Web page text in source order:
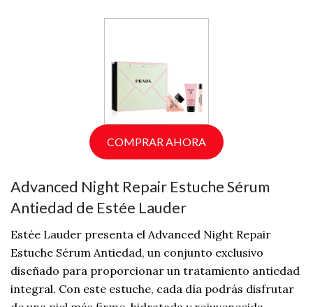
COMPRAR AHORA
Advanced Night Repair Estuche Sérum
Antiedad de Estée Lauder
Estée Lauder presenta el Advanced Night Repair
Estuche Sérum Antiedad, un conjunto exclusivo
diseñado para proporcionar un tratamiento antiedad
integral. Con este estuche, cada día podrás disfrutar